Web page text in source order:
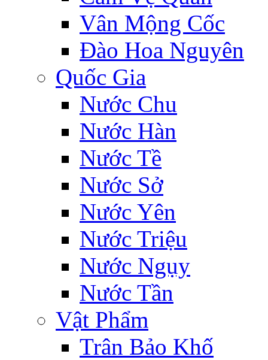
Vân Mộng Cốc
Đào Hoa Nguyên
Quốc Gia
Nước Chu
Nước Hàn
Nước Tề
Nước Sở
Nước Yên
Nước Triệu
Nước Ngụy
Nước Tần
Vật Phẩm
Trân Bảo Khố